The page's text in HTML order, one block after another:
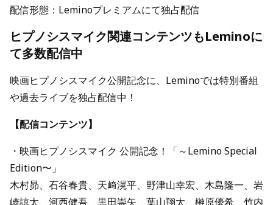
配信形態：Leminoプレミアムにて独占配信
ヒプノシスマイク関連コンテンツもLeminoに
て多数配信中
映画ヒプノシスマイク公開記念に、Leminoでは特別番組
や過去ライブを独占配信中！
【配信コンテンツ】
・映画ヒプノシスマイク 公開記念！「～Lemino Special
Edition〜」
木村昴、石谷春貴、天﨑滉平、野津山幸宏、木島隆一、岩
崎諒太、河西健吾、黒田崇矢、葉山翔太、榊原優希、竹内